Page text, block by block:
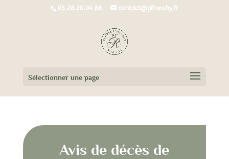
03.28.20.04.88 contact@pfranchy.fr
Sélectionner une page
Avis de décès de